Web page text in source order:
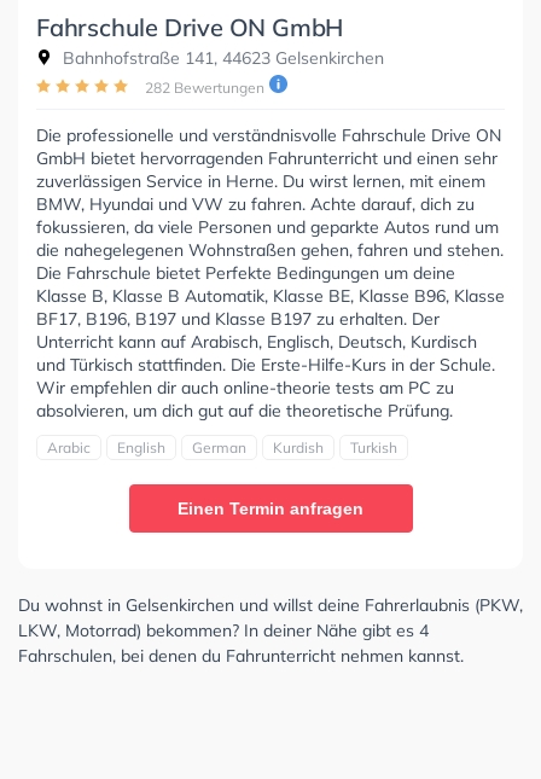
Fahrschule Drive ON GmbH
Bahnhofstraße 141, 44623 Gelsenkirchen
282 Bewertungen
Die professionelle und verständnisvolle Fahrschule Drive ON
GmbH bietet hervorragenden Fahrunterricht und einen sehr
zuverlässigen Service in Herne. Du wirst lernen, mit einem
BMW, Hyundai und VW zu fahren. Achte darauf, dich zu
fokussieren, da viele Personen und geparkte Autos rund um
die nahegelegenen Wohnstraßen gehen, fahren und stehen.
Die Fahrschule bietet Perfekte Bedingungen um deine
Klasse B, Klasse B Automatik, Klasse BE, Klasse B96, Klasse
BF17, B196, B197 und Klasse B197 zu erhalten. Der
Unterricht kann auf Arabisch, Englisch, Deutsch, Kurdisch
und Türkisch stattfinden. Die Erste-Hilfe-Kurs in der Schule.
Wir empfehlen dir auch online-theorie tests am PC zu
absolvieren, um dich gut auf die theoretische Prüfung.
Arabic English German Kurdish Turkish
Einen Termin anfragen
Du wohnst in Gelsenkirchen und willst deine Fahrerlaubnis (PKW,
LKW, Motorrad) bekommen? In deiner Nähe gibt es 4
Fahrschulen, bei denen du Fahrunterricht nehmen kannst.